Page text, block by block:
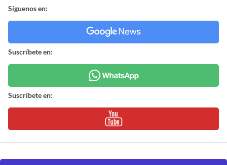
Síguenos en:
Suscríbete en:
Suscríbete en: